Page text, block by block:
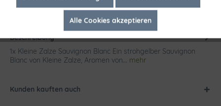
Beschreibung
1x Kleine Zalze Sauvignon Blanc Ein strohgelber Sauvignon
Blanc von Kleine Zalze, Aromen von... mehr
Kunden kauften auch
Alle Cookies akzeptieren